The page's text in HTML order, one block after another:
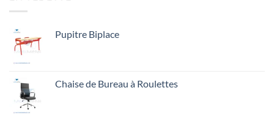
Pupitre Biplace
Chaise de Bureau à Roulettes